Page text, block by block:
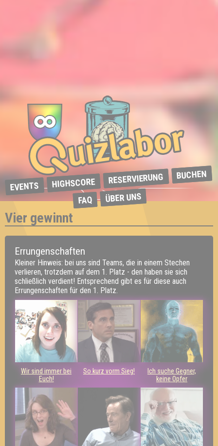
EVENTS HIGHSCORE RESERVIERUNG BUCHEN
FAQ ÜBER UNS
Vier gewinnt
Errungenschaften
Kleiner Hinweis: bei uns sind Teams, die in einem Stechen
verlieren, trotzdem auf dem 1. Platz - den haben sie sich
schließlich verdient! Entsprechend gibt es für diese auch
Errungenschaften für den 1. Platz.
Wir sind immer bei
Euch!
So kurz vorm Sieg!
Ich suche Gegner,
keine Opfer